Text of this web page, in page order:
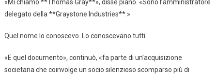
«Mi chiamo **Thomas Gray**», disse piano. «Sono l’amministratore
delegato della **Graystone Industries**.»
Quel nome lo conoscevo. Lo conoscevano tutti.
«E quel documento», continuò, «fa parte di un’acquisizione
societaria che coinvolge un socio silenzioso scomparso più di